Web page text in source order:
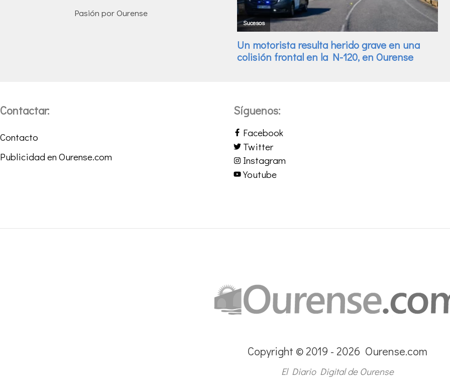
Pasión por Ourense
Contactar:
Contacto
Publicidad en Ourense.com
Síguenos:
Facebook
Twitter
Instagram
Youtube
Copyright © 2019 - 2026 Ourense.com
El Diario Digital de Ourense